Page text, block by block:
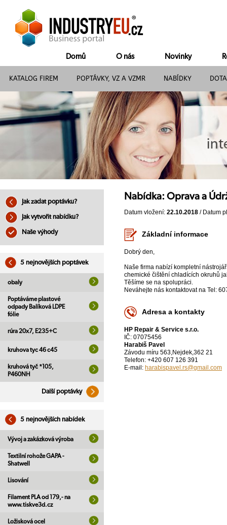
Domů O nás Novinky
KATALOG FIREM POPTÁVKY, VZ A VZMR NABÍDKY
Jak zadat poptávku?
Jak vytvořit nabídku?
Naše výhody
5 nejnovějších poptávek
obaly
Poptáváme plastové
odpady Balíková LDPE
fólie
rúra 20x7, E235+C
kruhova tyc 46 c45
kruhová tyč *105,
P460NH
Další poptávky
5 nejnovějších nabídek
Vývoj a zakázková výroba
Textilní rohože GAPA -
Shatwell
Lisování
Filament PLA od 179,- na
www.tiskve3d.cz
Ložisková ocel
Nabídka: Oprava a
Datum vložení: 22.10.2018 / Datum
Základní informace
Dobrý den,
Naše firma nabízí kompletní
chemické čištění chladících okruhů
Těšíme se na spolupráci.
Neváhejte nás kontaktovat na Tel:
Adresa a kontakty
HP Repair & Service s.r.o.
IČ: 07075456
Harabiš Pavel
Závodu míru 563,Nejdek,362 21
Telefon: +420 607 126 391
E-mail: harabispavel.rs@gmail.com